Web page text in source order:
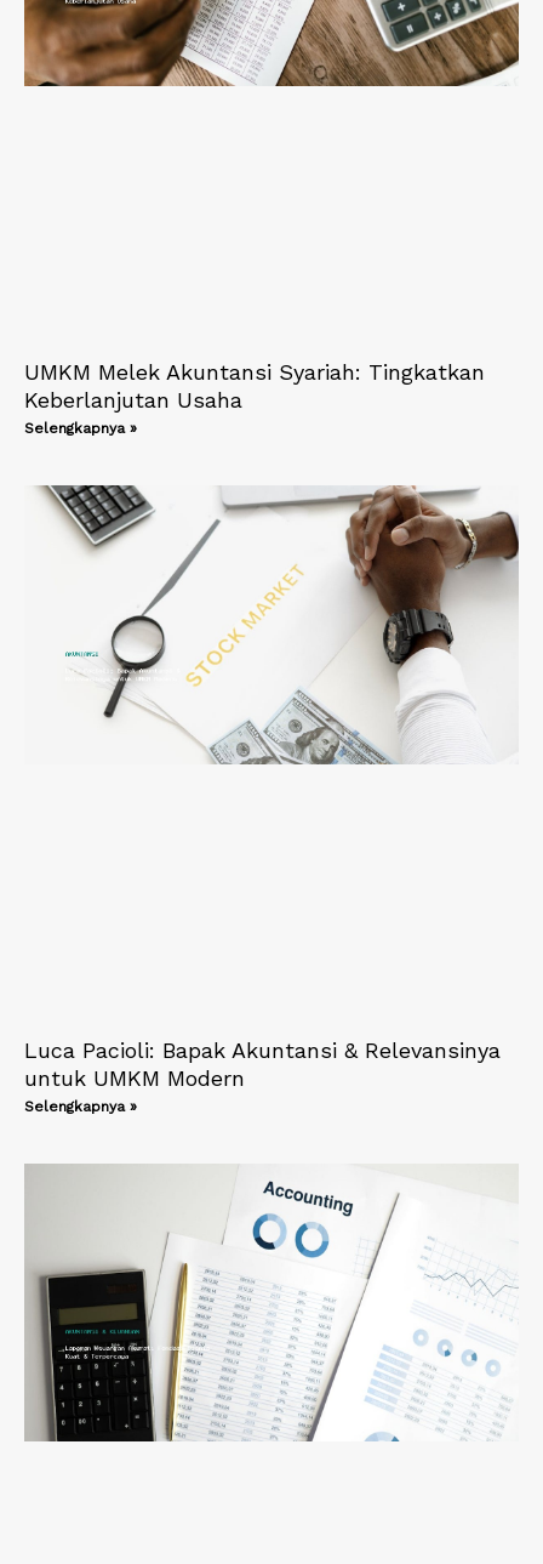
UMKM Melek Akuntansi Syariah: Tingkatkan
Keberlanjutan Usaha
Selengkapnya »
Luca Pacioli: Bapak Akuntansi & Relevansinya
untuk UMKM Modern
Selengkapnya »